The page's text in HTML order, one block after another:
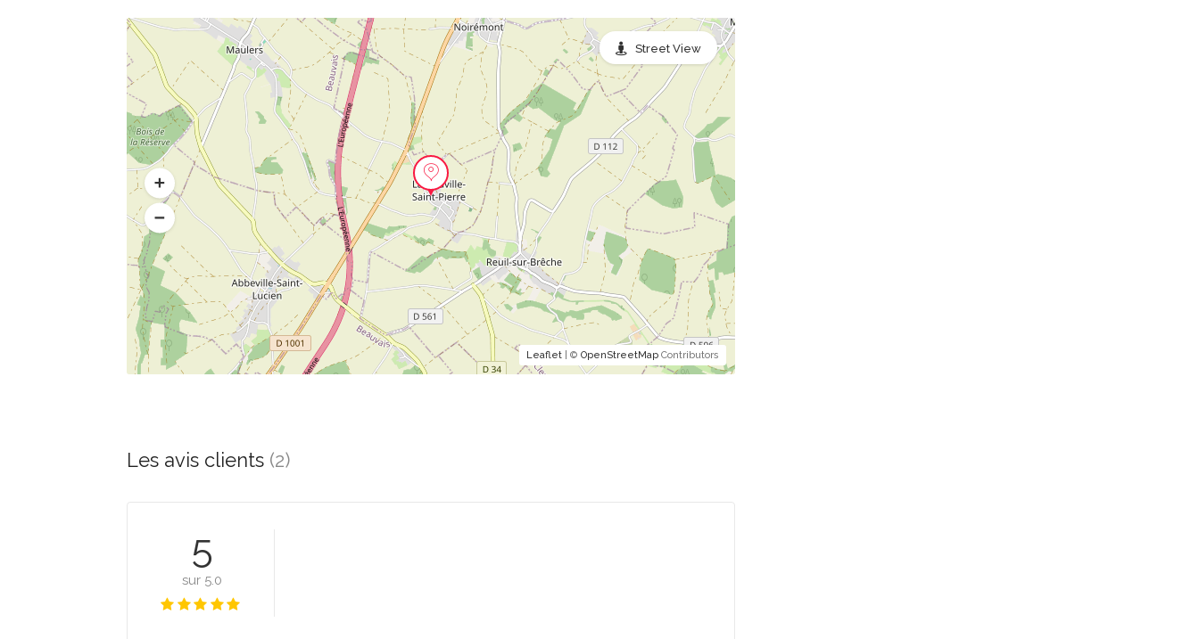
Leaflet| © OpenStreetMapContributors
Street View
Les avis clients (2)
5
sur 5.0